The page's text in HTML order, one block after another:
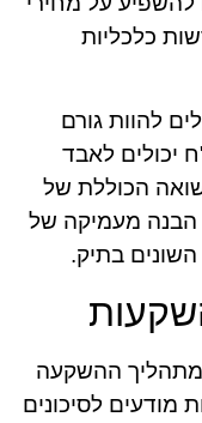
כלכליות
להוות גורם
יכולים לאבד
הכוללת של
60/40 דורשת הבנה מעמיקה של
השונים בתיק.
מתהליך ההשקעה
מודעים לסיכונים